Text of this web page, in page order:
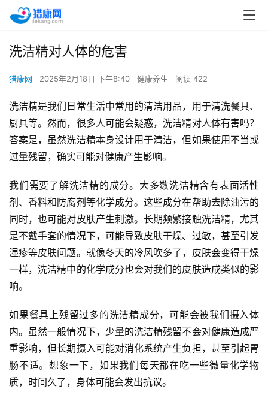
洗洁精对人体的危害
猎康网 2025年2月18日 下午8:40 健康养生 阅读 422
洗洁精是我们日常生活中常用的清洁用品，用于清洗餐具、
厨具等。然而，很多人可能会疑惑，洗洁精对人体有害吗？
答案是，虽然洗洁精本身设计用于清洁，但如果使用不当或
过量残留，确实可能对健康产生影响。
我们需要了解洗洁精的成分。大多数洗洁精含有表面活性
剂、香料和防腐剂等化学成分。这些成分在帮助去除油污的
同时，也可能对皮肤产生刺激。长期频繁接触洗洁精，尤其
是不戴手套的情况下，可能导致皮肤干燥、过敏，甚至引发
湿疹等皮肤问题。就像冬天的冷风吹多了，皮肤会变得干燥
一样，洗洁精中的化学成分也会对我们的皮肤造成类似的影
响。
如果餐具上残留过多的洗洁精成分，可能会被我们摄入体
内。虽然一般情况下，少量的洗洁精残留不会对健康造成严
重影响，但长期摄入可能对消化系统产生负担，甚至引起胃
肠不适。想象一下，如果我们每天都在吃一些微量化学物
质，时间久了，身体可能会发出抗议。